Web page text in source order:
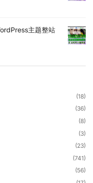
主题整站
(18)
(36)
(8)
(3)
(23)
(741)
(56)